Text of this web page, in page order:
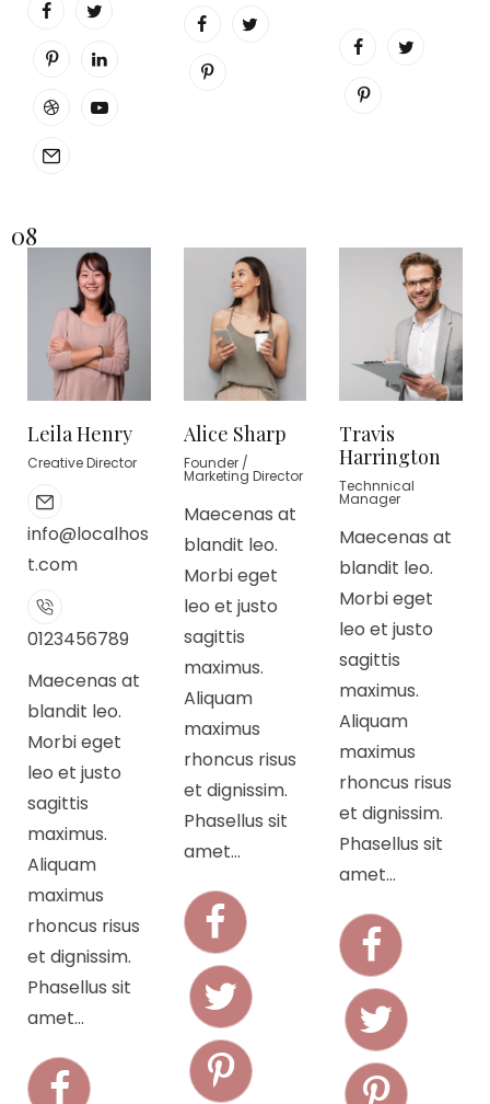
08
Leila Henry
Creative Director
info@localhos
t.com
0123456789
Maecenas at
blandit leo.
Morbi eget
leo et justo
sagittis
maximus.
Aliquam
maximus
rhoncus risus
et dignissim.
Phasellus sit
amet…
Alice Sharp
Founder /
Marketing Director
Maecenas at
blandit leo.
Morbi eget
leo et justo
sagittis
maximus.
Aliquam
maximus
rhoncus risus
et dignissim.
Phasellus sit
amet…
Travis
Harrington
Technnical
Manager
Maecenas at
blandit leo.
Morbi eget
leo et justo
sagittis
maximus.
Aliquam
maximus
rhoncus risus
et dignissim.
Phasellus sit
amet…